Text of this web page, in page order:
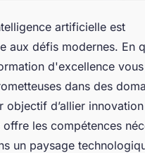
artificielle est
aux défis modernes. En
d'excellence
dans des
objectif d’allier
les compétences
un paysage